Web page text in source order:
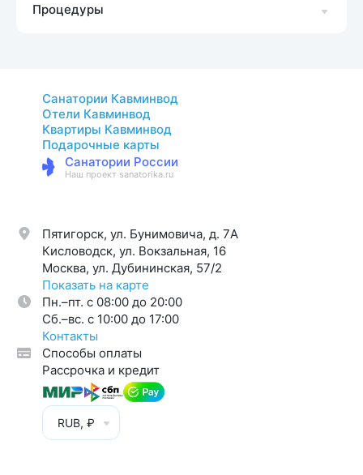
Процедуры
Санатории Кавминвод
Отели Кавминвод
Квартиры Кавминвод
Подарочные карты
Санатории России
Наш проект sanatorika.ru
Пятигорск, ул. Бунимовича, д. 7A
Кисловодск, ул. Вокзальная, 16
Москва, ул. Дубининская, 57/2
Показать на карте
Пн.–пт. с 08:00 до 20:00
Cб.–вс. с 10:00 до 17:00
Контакты
Способы оплаты
Рассрочка и кредит
RUB, ₽